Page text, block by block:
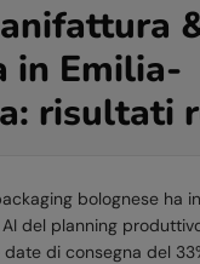
in Emilia-
: risultati
bolognese ha
AI del planning
di consegna del